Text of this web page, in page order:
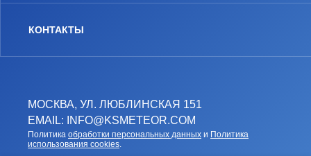
МОСКВА, УЛ. ЛЮБЛИНСКАЯ 151
EMAIL: INFO@KSMETEOR.COM
Политика обработки персональных данных и Политика
использования cookies.
КОНТАКТЫ